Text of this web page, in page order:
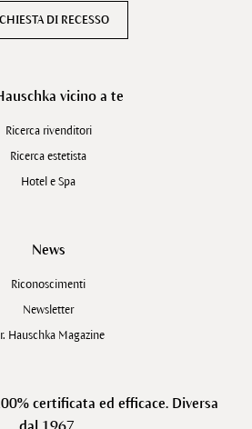
DI RECESSO
vicino a te
Ricerca rivenditori
Ricerca estetista
Hotel e Spa
News
Riconoscimenti
Newsletter
Hauschka Magazine
certificata ed efficace. Diversa
dal 1967.